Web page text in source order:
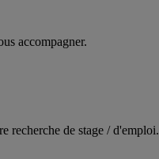
accompagner.
recherche de stage / d'emploi.